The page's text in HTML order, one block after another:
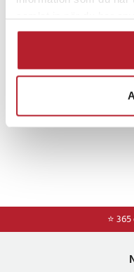
Rea Leksaker och
⭐